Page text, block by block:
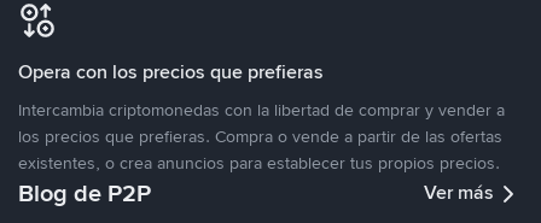
Opera con los precios que prefieras
Intercambia criptomonedas con la libertad de comprar y vender a
los precios que prefieras. Compra o vende a partir de las ofertas
existentes, o crea anuncios para establecer tus propios precios.
Blog de P2P Ver más